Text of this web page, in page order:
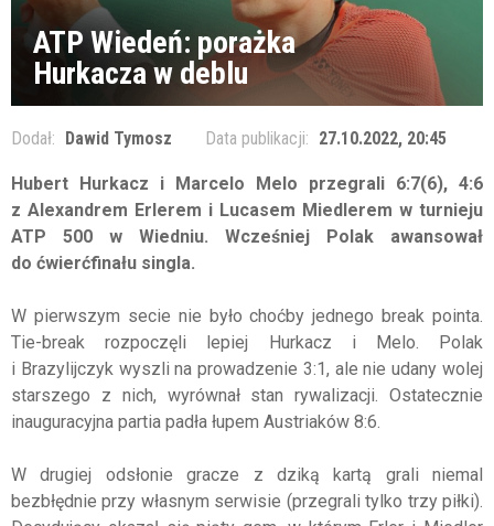
ATP Wiedeń: porażka
Hurkacza w deblu
Dodał: Dawid Tymosz Data publikacji: 27.10.2022, 20:45
Hubert Hurkacz i Marcelo Melo przegrali 6:7(6), 4:6
z Alexandrem Erlerem i Lucasem Miedlerem w turnieju
ATP 500 w Wiedniu. Wcześniej Polak awansował
do ćwierćfinału singla.
W pierwszym secie nie było choćby jednego break pointa.
Tie-break rozpoczęli lepiej Hurkacz i Melo. Polak
i Brazylijczyk wyszli na prowadzenie 3:1, ale nie udany wolej
starszego z nich, wyrównał stan rywalizacji. Ostatecznie
inauguracyjna partia padła łupem Austriaków 8:6.
W drugiej odsłonie gracze z dziką kartą grali niemal
bezbłędnie przy własnym serwisie (przegrali tylko trzy piłki).